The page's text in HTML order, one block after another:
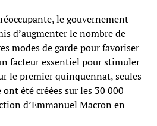
le gouvernement
d’augmenter le nombre de
modes de garde pour favoriser
facteur essentiel pour stimuler
le premier quinquennat, seules
ont été créées sur les 30 000
d’Emmanuel Macron en